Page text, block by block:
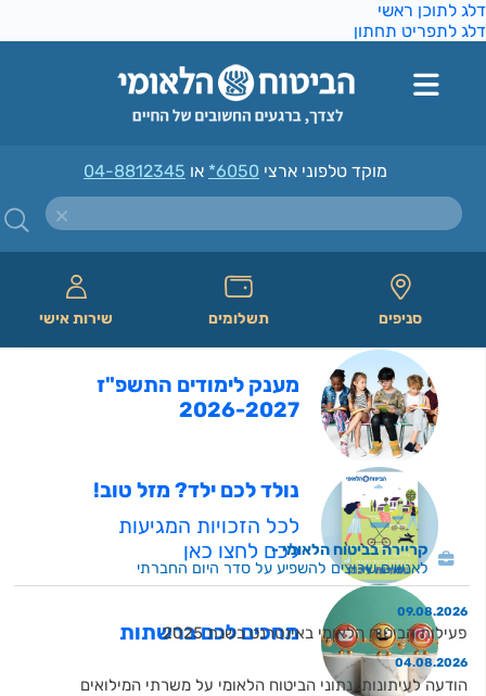
דלג לתוכן ראשי
דלג לתפריט תחתון
מוקד טלפוני ארצי *6050 או 04-8812345
סניפים תשלומים שירות אישי
מענק לימודים התשפ"ז
2026-2027
נולד לכם ילד? מזל טוב!
לכל הזכויות המגיעות
לכם לחצו כאן
מחכים לכם ברשתות
קריירה בביטוח הלאומי
לאנשים שרוצים להשפיע על סדר היום החברתי
09.08.2026
פעילות הביטוח הלאומי באינטרנט בשנת 2025
04.08.2026
הודעה לעיתונות: נתוני הביטוח הלאומי על משרתי המילואים